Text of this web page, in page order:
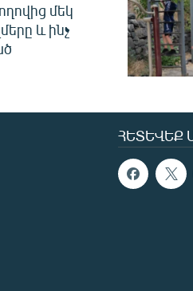
մեկ
և ինչ
ՀԵՏԵՎԵՔ